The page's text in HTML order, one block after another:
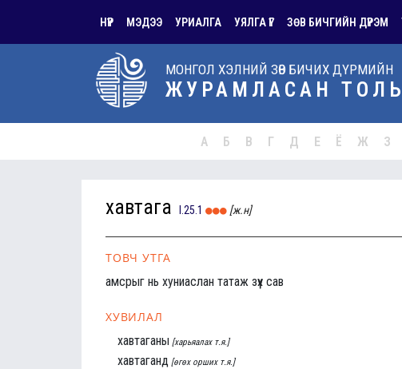
НҮҮР МЭДЭЭ УРИАЛГА УЯЛГА ҮГ ЗӨВ БИЧГИЙН ДҮРЭМ
МОНГОЛ ХЭЛНИЙ ЗӨВ БИЧИХ ДҮРМИЙН
ЖУРАМЛАСАН ТОЛЬ
А Б В Г Д Е Ё Ж З
хавтага I.25.1 [ж.н]
ТОВЧ УТГА
амсрыг нь хуниаслан татаж зүүх сав
ХУВИЛАЛ
хавтаганы [харьяалах т.я.]
хавтаганд [өгөх орших т.я.]